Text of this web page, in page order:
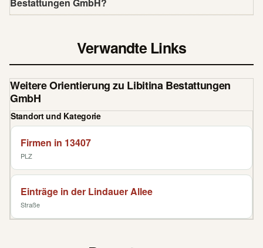
Verwandte Links
Weitere Orientierung zu Libitina Bestattungen
GmbH
Standort und Kategorie
Firmen in 13407
PLZ
Einträge in der Lindauer Allee
Straße